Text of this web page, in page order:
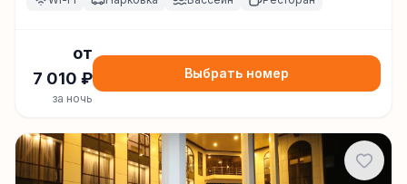
от
7 010 ₽
за ночь
Выбрать номер